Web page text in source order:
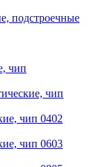
подстроечные
чип
чип
чип 0402
чип 0603